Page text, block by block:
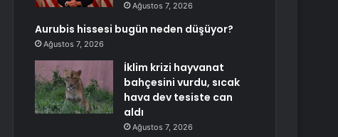
Ağustos 7, 2026
Aurubis hissesi bugün neden düşüyor?
Ağustos 7, 2026
İklim krizi hayvanat
bahçesini vurdu, sıcak
hava dev tesiste can
aldı
Ağustos 7, 2026